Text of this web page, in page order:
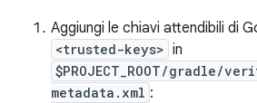
Aggiungi le chiavi attendibili di
<trusted-keys> in
$PROJECT_ROOT/gradle/
metadata.xml :